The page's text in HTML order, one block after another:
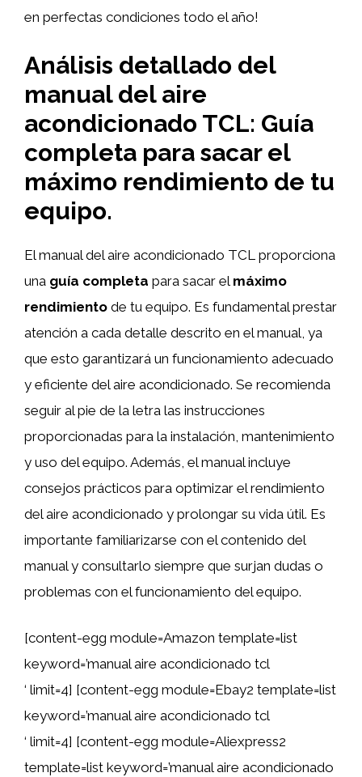
en perfectas condiciones todo el año!
Análisis detallado del
manual del aire
acondicionado TCL: Guía
completa para sacar el
máximo rendimiento de tu
equipo.
El manual del aire acondicionado TCL proporciona
una guía completa para sacar el máximo
rendimiento de tu equipo. Es fundamental prestar
atención a cada detalle descrito en el manual, ya
que esto garantizará un funcionamiento adecuado
y eficiente del aire acondicionado. Se recomienda
seguir al pie de la letra las instrucciones
proporcionadas para la instalación, mantenimiento
y uso del equipo. Además, el manual incluye
consejos prácticos para optimizar el rendimiento
del aire acondicionado y prolongar su vida útil. Es
importante familiarizarse con el contenido del
manual y consultarlo siempre que surjan dudas o
problemas con el funcionamiento del equipo.
[content-egg module=Amazon template=list
keyword=’manual aire acondicionado tcl
‘ limit=4] [content-egg module=Ebay2 template=list
keyword=’manual aire acondicionado tcl
‘ limit=4] [content-egg module=Aliexpress2
template=list keyword=’manual aire acondicionado